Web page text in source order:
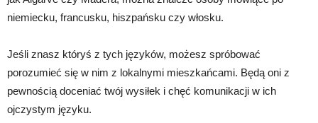
niemiecku, francusku, hiszpańsku czy włosku.
Jeśli znasz któryś z tych języków, możesz spróbować
porozumieć się w nim z lokalnymi mieszkańcami. Będą oni z
pewnością doceniać twój wysiłek i chęć komunikacji w ich
ojczystym języku.